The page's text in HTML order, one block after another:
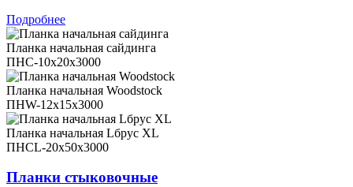
Подробнее
Планка начальная сайдинга
ПНС-10х20х3000
Планка начальная Woodstock
ПНW-12х15х3000
Планка начальная Lбрус XL
ПНСL-20х50х3000
Планки стыковочные